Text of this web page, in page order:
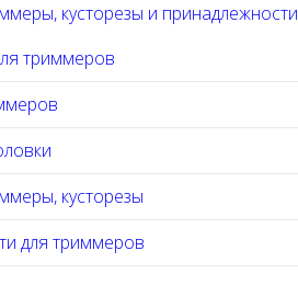
кусторезы и принадлежности
триммеров
кусторезы
для триммеров